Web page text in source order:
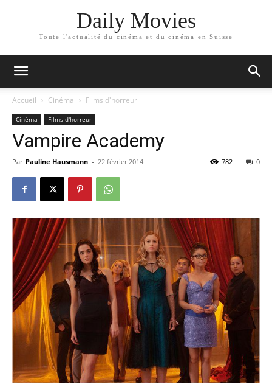
Daily Movies
Toute l'actualité du cinéma et du cinéma en Suisse
Accueil Cinéma Films d'horreur
Cinéma Films d'horreur
Vampire Academy
Par Pauline Hausmann - 22 février 2014 0
782